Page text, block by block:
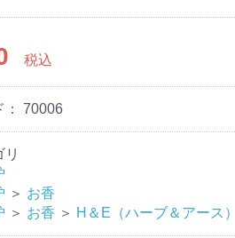
税込
70006
リ
＞ お香
＞ お香 ＞ H＆E（ハーブ＆アース）